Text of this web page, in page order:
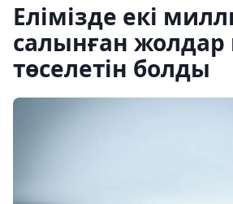
Елімізде екі
салынған жолдар
төселетін болды